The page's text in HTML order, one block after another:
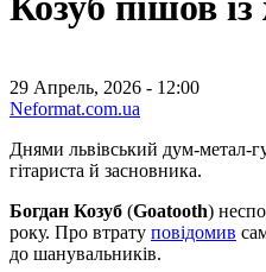
29 Апрель, 2026 - 12:00
Neformat.com.ua
Днями львівський дум-метал-
гітариста й засновника.
Богдан Козуб (Goatooth)
року. Про втрату повідомив
до шанувальників.